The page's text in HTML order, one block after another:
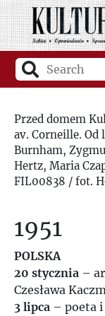
Przed domem
av. Corneille. Od
Burnham,
Hertz, Maria
FIL00838 / fot.
1951
POLSKA
20 stycznia –
Czesława
3 lipca – poeta i